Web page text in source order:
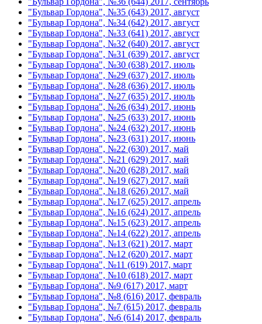
"Бульвар Гордона", №35 (643) 2017, август
"Бульвар Гордона", №34 (642) 2017, август
"Бульвар Гордона", №33 (641) 2017, август
"Бульвар Гордона", №32 (640) 2017, август
"Бульвар Гордона", №31 (639) 2017, август
"Бульвар Гордона", №30 (638) 2017, июль
"Бульвар Гордона", №29 (637) 2017, июль
"Бульвар Гордона", №28 (636) 2017, июль
"Бульвар Гордона", №27 (635) 2017, июль
"Бульвар Гордона", №26 (634) 2017, июнь
"Бульвар Гордона", №25 (633) 2017, июнь
"Бульвар Гордона", №24 (632) 2017, июнь
"Бульвар Гордона", №23 (631) 2017, июнь
"Бульвар Гордона", №22 (630) 2017, май
"Бульвар Гордона", №21 (629) 2017, май
"Бульвар Гордона", №20 (628) 2017, май
"Бульвар Гордона", №19 (627) 2017, май
"Бульвар Гордона", №18 (626) 2017, май
"Бульвар Гордона", №17 (625) 2017, апрель
"Бульвар Гордона", №16 (624) 2017, апрель
"Бульвар Гордона", №15 (623) 2017, апрель
"Бульвар Гордона", №14 (622) 2017, апрель
"Бульвар Гордона", №13 (621) 2017, март
"Бульвар Гордона", №12 (620) 2017, март
"Бульвар Гордона", №11 (619) 2017, март
"Бульвар Гордона", №10 (618) 2017, март
"Бульвар Гордона", №9 (617) 2017, март
"Бульвар Гордона", №8 (616) 2017, февраль
"Бульвар Гордона", №7 (615) 2017, февраль
"Бульвар Гордона", №6 (614) 2017, февраль